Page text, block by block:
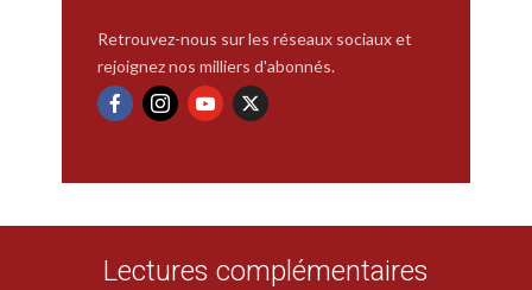
Retrouvez-nous sur les réseaux sociaux et
rejoignez nos milliers d'abonnés.
Lectures complémentaires